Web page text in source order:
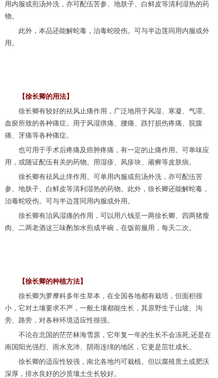
用内服或煎汤外洗，亦可配伍苦参、地肤子、白鲜皮等清利湿热的药
物。
此外，本品还能解蛇毒，治毒蛇咬伤。可与半边莲同用内服或外
用。
【徐长卿的用法】
徐长卿有较好的祛风止痛作用，广泛地用于风湿、寒凝、气滞、
血瘀所致的各种痛症。用于风湿痹痛、腰痛、跌打损伤疼痛、脘腹
痛、牙痛等各种痛症。
也可用于手术后疼痛及癌肿疼痛，有一定的止痛作用。可单味应
用，或随证配伍有关的药物。用湿疹、风疹块、顽癣等皮肤病。
徐长卿有祛风止痒作用。可单用内服或煎汤外洗，亦可配伍苦
参、地肤子、白鲜皮等清利湿热的药物。此外，徐长卿还能解蛇毒，
治毒蛇咬伤。可与半边莲同用内服或外用。
徐长卿有治风湿痛的作用，可以用八钱至一两徐长卿、四两猪瘦
肉、二两老酒这三味酌加水煎成半碗，在饭前服用，每天二次。
【徐长卿的种植方法】
徐长卿为萝摩科多年生草本，在全国各地都有栽培，但面积很
小，它对土壤要求不严，一般土壤都能生长，其原野生于山坡、沟
旁、路旁，对各种环境适应性很强。
不论在北国的茫茫林海雪原，它年复一年的生长不会冻死;还是在
南国阳光强烈、雨水充沛、阴雨连绵的地区，它更是茁壮成长。
徐长卿的适应性较强，南北各地均可栽植。但以腐殖质土或肥沃
深厚，排水良好的沙质壤土生长较好。